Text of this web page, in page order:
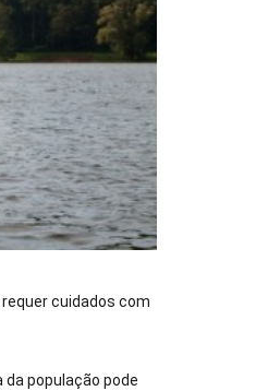
cuidados com
da população pode